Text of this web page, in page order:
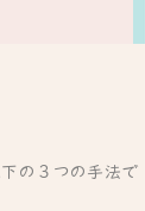
下の３つの手法で